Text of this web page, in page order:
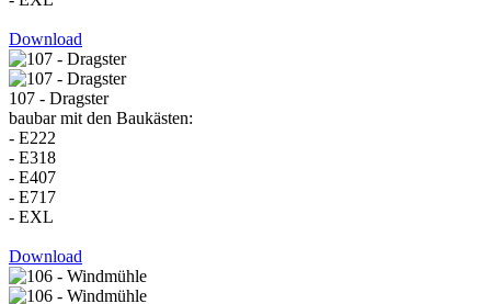
Download
107 - Dragster
baubar mit den Baukästen:
- E222
- E318
- E407
- E717
- EXL
Download